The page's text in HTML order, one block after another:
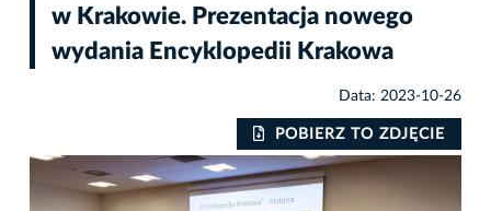
w Krakowie. Prezentacja nowego
wydania Encyklopedii Krakowa
Data: 2023-10-26
POBIERZ TO ZDJĘCIE